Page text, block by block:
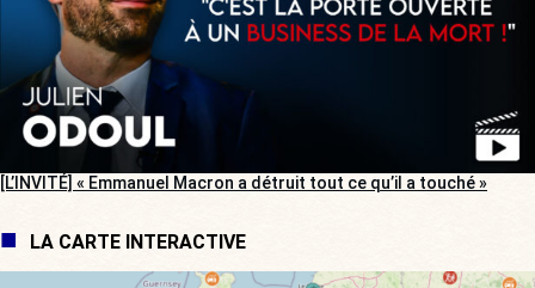
[L’INVITÉ] « Emmanuel Macron a détruit tout ce qu’il a touché »
LA CARTE INTERACTIVE